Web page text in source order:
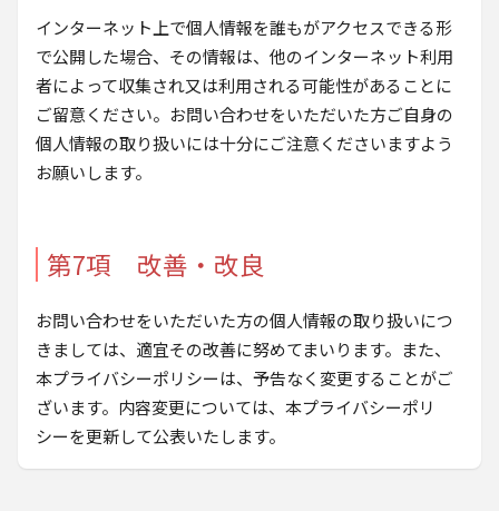
インターネット上で個人情報を誰もがアクセスできる形
で公開した場合、その情報は、他のインターネット利用
者によって収集され又は利用される可能性があることに
ご留意ください。お問い合わせをいただいた方ご自身の
個人情報の取り扱いには十分にご注意くださいますよう
お願いします。
第7項 改善・改良
お問い合わせをいただいた方の個人情報の取り扱いにつ
きましては、適宜その改善に努めてまいります。また、
本プライバシーポリシーは、予告なく変更することがご
ざいます。内容変更については、本プライバシーポリ
シーを更新して公表いたします。